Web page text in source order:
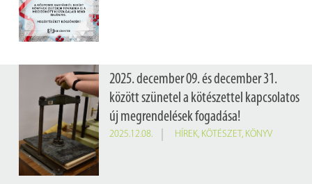
2025. december 09. és december 31.
között szünetel a kötészettel kapcsolatos
új megrendelések fogadása!
2025.12.08. HÍREK, KÖTÉSZET, KÖNYV